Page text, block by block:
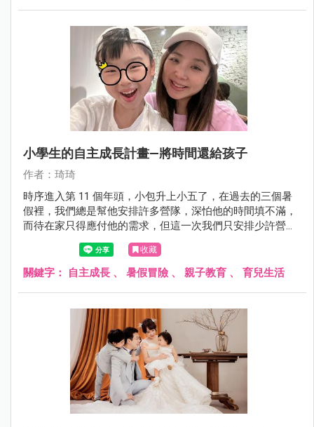
小學生的自主成長計畫—將時間還給孩子
作者：琦琦
時序進入第 11 個年頭，小包升上小五了，在過去的三個暑
假裡，我們總是幫他安排許多營隊，深怕他的時間填不滿，
而待在家只得應付他的需求，但這一次我們只安排少許營隊
課程，大多時間跟著媽媽，讓他有機會多體驗一點生活，感
受日常生活的節奏。
收藏
關鍵字： 自主成長 、 暑假冒險 、 親子教育 、 育兒生活